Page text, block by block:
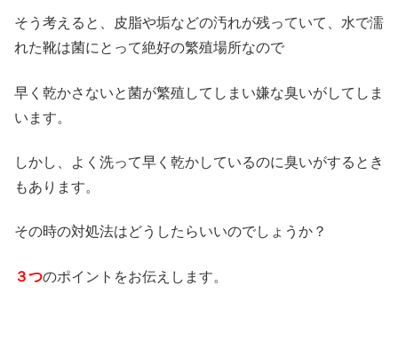
そう考えると、皮脂や垢などの汚れが残っていて、水で濡
れた靴は菌にとって絶好の繁殖場所なので
早く乾かさないと菌が繁殖してしまい嫌な臭いがしてしま
います。
しかし、よく洗って早く乾かしているのに臭いがするとき
もあります。
その時の対処法はどうしたらいいのでしょうか？
３つのポイントをお伝えします。